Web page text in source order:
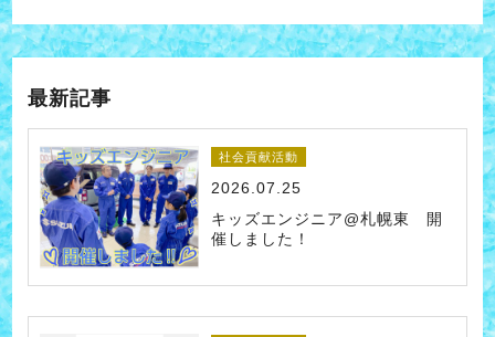
最新記事
社会貢献活動
2026.07.25
キッズエンジニア@札幌東 開
催しました！